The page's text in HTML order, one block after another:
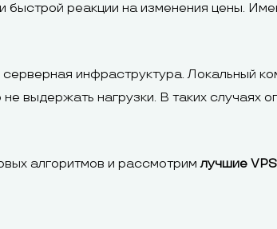
быстрой реакции на изменения цены.
инфраструктура. Локальный
выдержать нагрузки. В таких случаях
алгоритмов и рассмотримлучшие